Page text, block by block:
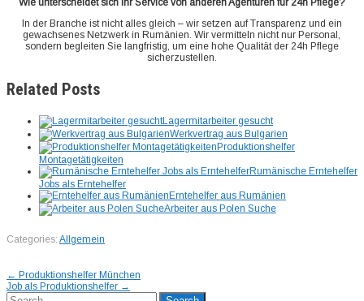
Wie unterscheidet sich Ihr Service von anderen Agenturen für 24h Pflege?
In der Branche ist nicht alles gleich – wir setzen auf Transparenz und ein
gewachsenes Netzwerk in Rumänien. Wir vermitteln nicht nur Personal,
sondern begleiten Sie langfristig, um eine hohe Qualität der 24h Pflege
sicherzustellen.
Related Posts
Lagermitarbeiter gesucht
Werkvertrag aus Bulgarien
Produktionshelfer
Montagetätigkeiten
Rumänische Erntehelfer
Jobs als Erntehelfer
Erntehelfer aus Rumänien
Arbeiter aus Polen Suche
Categories: Allgemein
Post
← Produktionshelfer München
Job als Produktionshelfer →